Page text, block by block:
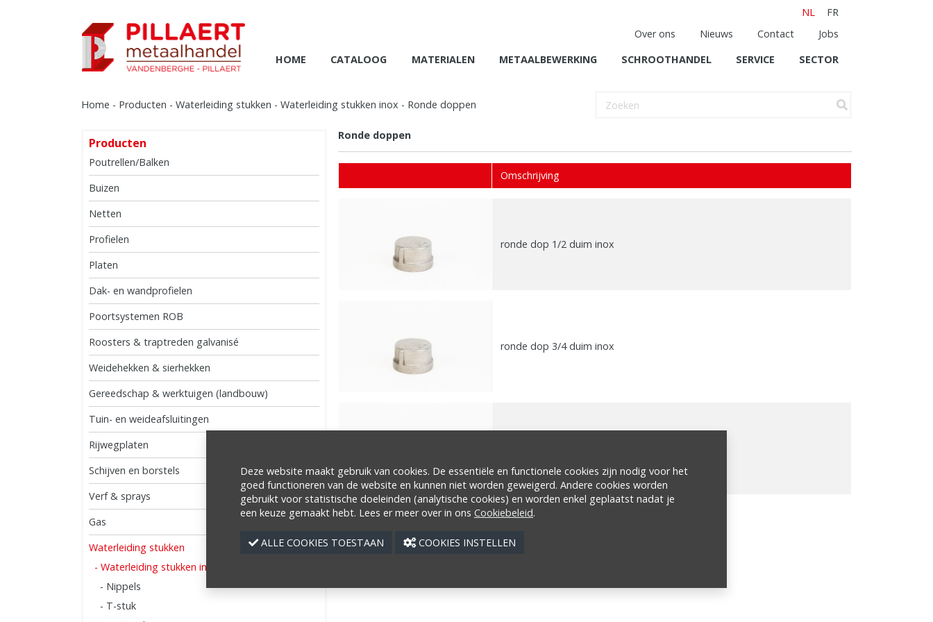
NL
FR
Over ons
Nieuws Contact
Jobs
HOME
CATALOOG MATERIALEN METAALBEWERKING SCHROOTHANDEL SERVICE SECTOR
Home - Producten - Waterleiding stukken - Waterleiding stukken inox - Ronde doppen
Producten
Poutrellen/Balken
Buizen
Netten
Profielen
Platen
Dak- en wandprofielen
Poortsystemen ROB
Roosters & traptreden galvanisé
Weidehekken & sierhekken
Gereedschap & werktuigen (landbouw)
Tuin- en weideafsluitingen
Rijwegplaten
Schijven en borstels
Verf & sprays
Gas
Waterleiding stukken
- Waterleiding stukken inox
- Nippels
- T-stuk
Ronde doppen
Omschrijving
ronde dop 1/2 duim inox
ronde dop 3/4 duim inox
Deze website maakt gebruik van cookies. De essentiële en functionele cookies zijn nodig voor het
goed functioneren van de website en kunnen niet worden geweigerd. Andere cookies worden
gebruikt voor statistische doeleinden (analytische cookies) en worden enkel geplaatst nadat je
een keuze gemaakt hebt. Lees er meer over in ons Cookiebeleid.
ALLE COOKIES TOESTAAN COOKIES INSTELLEN